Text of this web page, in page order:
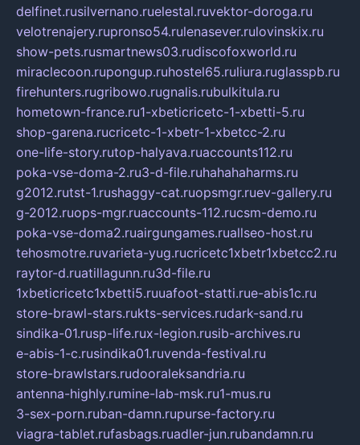
delfinet.rusilvernano.ruelestal.ruvektor-doroga.ru
velotrenajery.rupronso54.rulenasever.rulovinskix.ru
show-pets.rusmartnews03.rudiscofoxworld.ru
miraclecoon.rupongup.ruhostel65.ruliura.ruglasspb.ru
firehunters.rugribowo.rugnalis.rubulkitula.ru
hometown-france.ru1-xbeticricetc-1-xbetti-5.ru
shop-garena.rucricetc-1-xbetr-1-xbetcc-2.ru
one-life-story.rutop-halyava.ruaccounts112.ru
poka-vse-doma-2.ru3-d-file.ruhahahaharms.ru
g2012.rutst-1.rushaggy-cat.ruopsmgr.ruev-gallery.ru
g-2012.ruops-mgr.ruaccounts-112.rucsm-demo.ru
poka-vse-doma2.ruairgungames.ruallseo-host.ru
tehosmotre.ruvarieta-yug.rucricetc1xbetr1xbetcc2.ru
raytor-d.ruatillagunn.ru3d-file.ru
1xbeticricetc1xbetti5.ruuafoot-statti.rue-abis1c.ru
store-brawl-stars.rukts-services.rudark-sand.ru
sindika-01.rusp-life.rux-legion.rusib-archives.ru
e-abis-1-c.rusindika01.ruvenda-festival.ru
store-brawlstars.rudooraleksandria.ru
antenna-highly.rumine-lab-msk.ru1-mus.ru
3-sex-porn.ruban-damn.rupurse-factory.ru
viagra-tablet.rufasbags.ruadler-jun.rubandamn.ru